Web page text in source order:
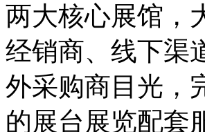
两大核心展馆，
经销商、线下渠
外采购商目光，
的展台展览配套